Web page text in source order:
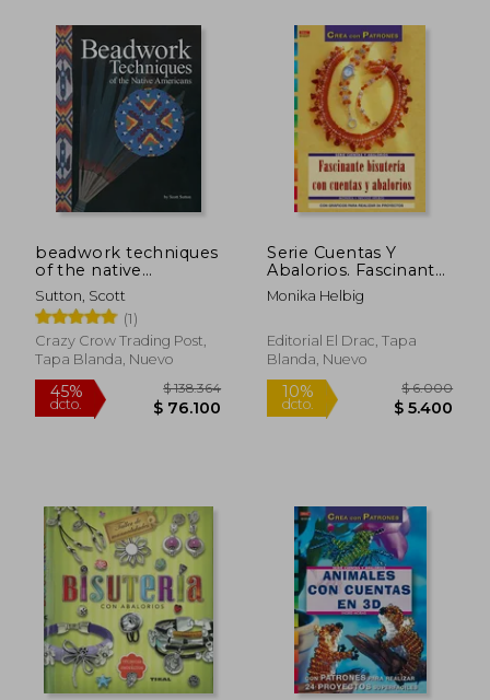
dcto. $ 66.722 dcto.
10%
dcto.
$ 38.000
$ 34.200
45%
dcto. $
beadwork techniques
of the native
americans (en Inglés)
Sutton, Scott
(1)
Crazy Crow Trading Post,
Tapa Blanda, Nuevo
Serie Cuentas Y
Abalorios. Fascinante
Bisutería Con Cuentas
Y Abalorios - Número
Monika Helbig
Editorial El Drac, Tapa
Blanda, Nuevo